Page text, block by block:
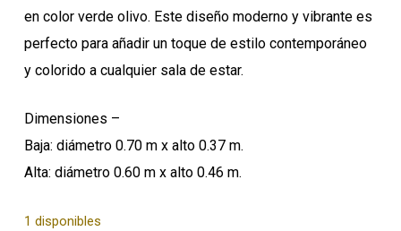
en color verde olivo. Este diseño moderno y vibrante es
perfecto para añadir un toque de estilo contemporáneo
y colorido a cualquier sala de estar.
Dimensiones –
Baja: diámetro 0.70 m x alto 0.37 m.
Alta: diámetro 0.60 m x alto 0.46 m.
1 disponibles